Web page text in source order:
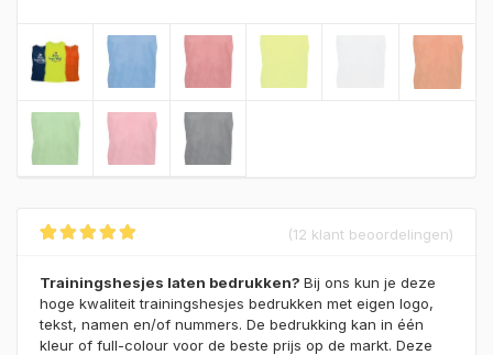
gebaseerd op
klant
waarderingen
(12 klant beoordelingen)
Trainingshesjes laten bedrukken? Bij ons kun je deze
hoge kwaliteit trainingshesjes bedrukken met eigen logo,
tekst, namen en/of nummers. De bedrukking kan in één
kleur of full-colour voor de beste prijs op de markt. Deze